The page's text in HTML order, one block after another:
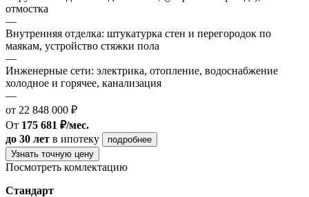
отмостка
—
Внутренняя отделка: штукатурка стен и перегородок по
маякам, устройство стяжки пола
—
Инженерные сети: электрика, отопление, водоснабжение
холодное и горячее, канализация
—
от 22 848 000 ₽
От 175 681 ₽/мес.
до 30 лет в ипотеку
подробнее
Узнать точную цену
Посмотреть комлектацию
Стандарт